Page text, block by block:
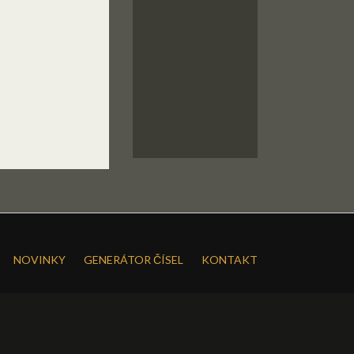
NOVINKY GENERÁTOR ČÍSEL
KONTAKT